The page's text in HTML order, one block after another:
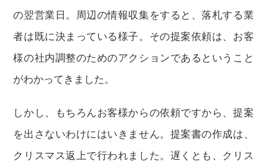
の翌営業日。周辺の情報収集をすると、落札する業
者は既に決まっている様子。その提案依頼は、お客
様の社内調整のためのアクションであるということ
がわかってきました。
しかし、もちろんお客様からの依頼ですから、提案
を出さないわけにはいきません。提案書の作成は、
クリスマス返上で行われました。遅くとも、クリス